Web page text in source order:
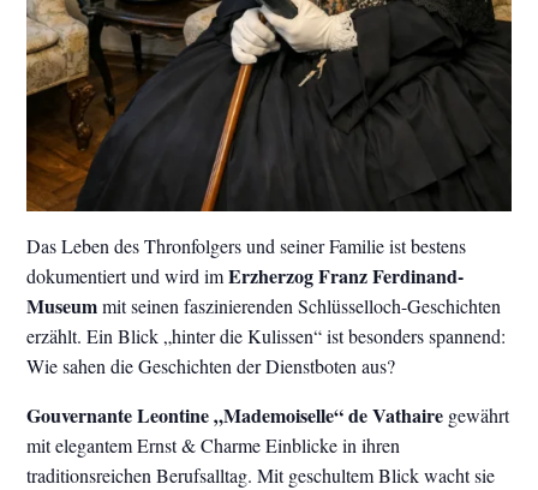
Das Leben des Thronfolgers und seiner Familie ist bestens
dokumentiert und wird imErzherzog Franz Ferdinand-
Museummit seinen faszinierenden Schlüsselloch-Geschichten
erzählt. Ein Blick „hinter die Kulissen“ ist besonders spannend:
Wie sahen die Geschichten der Dienstboten aus?
Gouvernante Leontine „Mademoiselle“ de Vathaire gewährt
mit elegantem Ernst & Charme Einblicke in ihren
traditionsreichen Berufsalltag. Mit geschultem Blick wacht sie